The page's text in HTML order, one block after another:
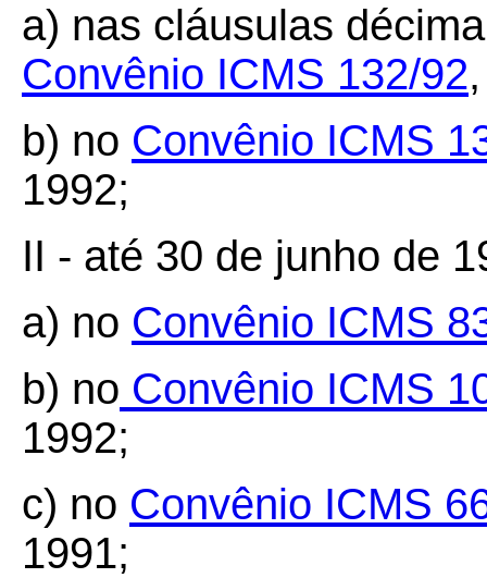
a) nas cláusulas
Convênio ICMS 132/92
b) no Convênio ICMS
1992;
II - até 30 de junho de
a) no Convênio ICMS
b) no Convênio ICMS
1992;
c) no Convênio ICMS
1991;